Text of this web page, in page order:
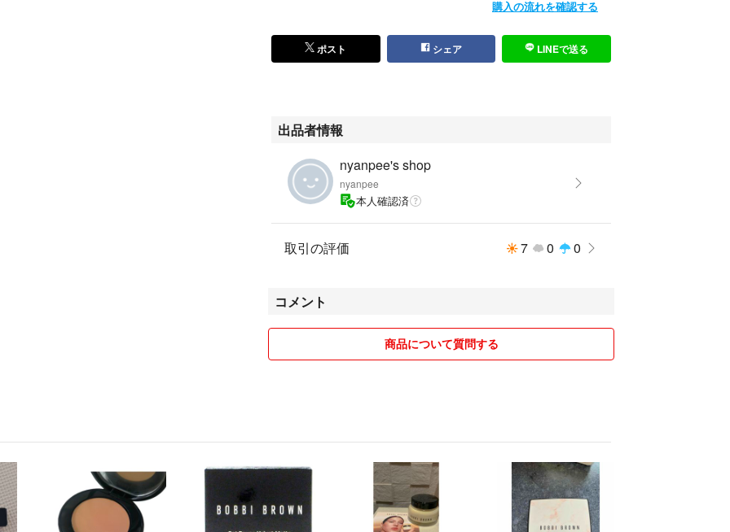
購入の流れを確認する
ポスト シェア LINEで送る
出品者情報
nyanpee's shop
nyanpee
本人確認済
取引の評価 7 0 0
コメント
商品について質問する